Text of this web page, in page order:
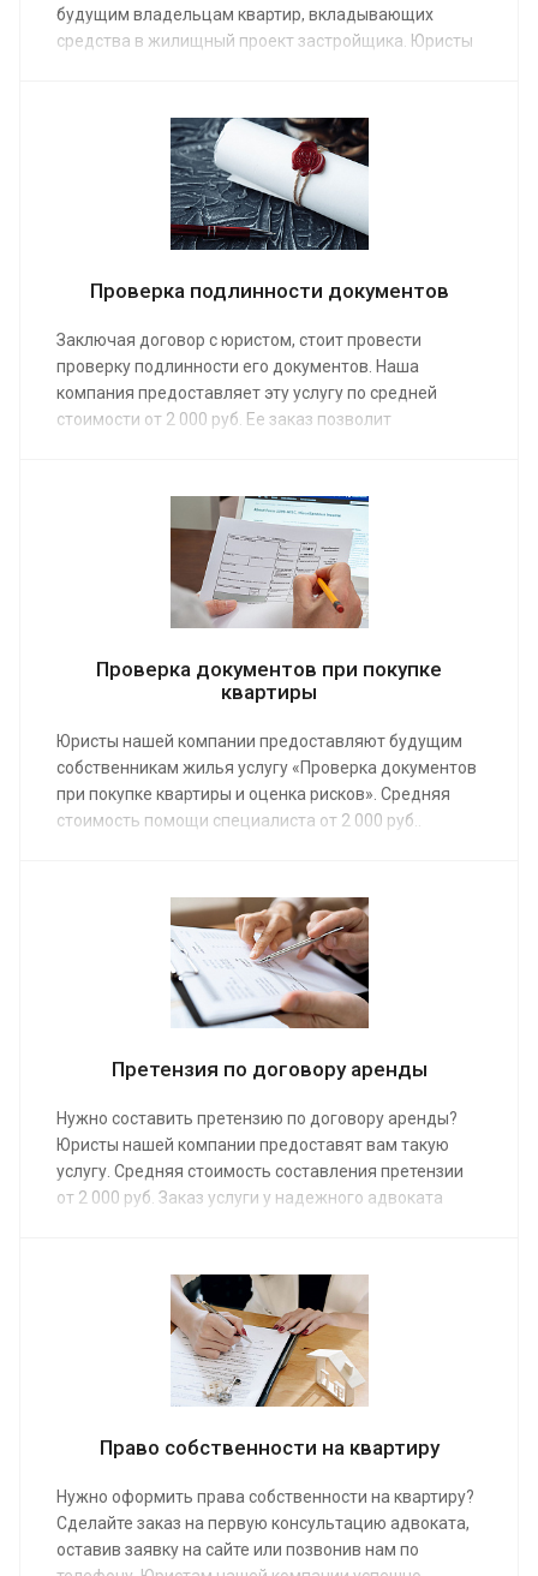
будущим владельцам квартир, вкладывающих
средства в жилищный проект застройщика. Юристы
специалиста от 3 000 руб.
Проверка подлинности документов
Заключая договор с юристом, стоит провести
проверку подлинности его документов. Наша
компания предоставляет эту услугу по средней
стоимости от 2 000 руб. Ее заказ позволит
или ИП, что они имеют право представлять ваши
интересы и оказывать перечисленные в документе
Проверка документов при покупке
квартиры
Юристы нашей компании предоставляют будущим
собственникам жилья услугу «Проверка документов
при покупке квартиры и оценка рисков». Средняя
стоимость помощи специалиста от 2 000 руб..
Претензия по договору аренды
Нужно составить претензию по договору аренды?
Юристы нашей компании предоставят вам такую
услугу. Средняя стоимость составления претензии
от 2 000 руб. Заказ услуги у надежного адвоката
Право собственности на квартиру
Нужно оформить права собственности на квартиру?
Сделайте заказ на первую консультацию адвоката,
оставив заявку на сайте или позвонив нам по